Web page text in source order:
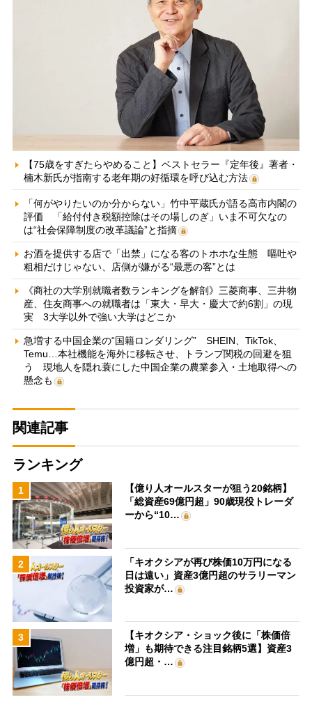
【75歳をすぎたらやめること】ベストセラー『定年後』著者・
楠木新氏が指南する老年期の好循環を呼び込む方法
「何がやりたいのか分からない」竹中平蔵氏が語る高市内閣の
評価 「給付付き税額控除はその場しのぎ」いま不可欠なの
は“社会保障制度の改革議論”と指摘
お酒を提供する店で「出禁」になる客のトホホな生態 嘔吐や
粗相だけじゃない、店側が嫌がる“最悪の客”とは
《商社の大学別就職者数ランキングを解剖》三菱商事、三井物
産、住友商事への就職者は「東大・早大・慶大で約6割」の現
実 3大学以外で強い大学はどこか
急増する中国企業の“国籍ロンダリング” SHEIN、TikTok、
Temu…本社機能を海外に移転させ、トランプ関税の回避を狙
う 現地人を隠れ蓑にした中国企業の農業参入・土地取得への
懸念も
関連記事
ランキング
1
【億り人オールスターが狙う20銘柄】
「総資産69億円超」90歳現役トレーダ
ーから“10…
2
「キオクシアが再び株価10万円になる
日は遠い」資産3億円超のサラリーマン
投資家が…
3
【キオクシア・ショック後に「株価倍
増」も期待できる注目銘柄5選】資産3
億円超・…